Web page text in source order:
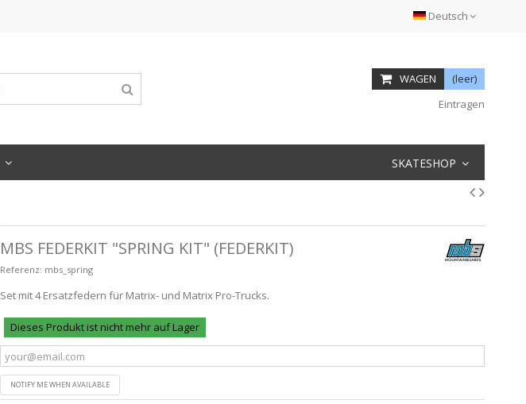
Deutsch
WAGEN
(leer)
Eintragen
SKATESHOP
MBS FEDERKIT "SPRING KIT" (FEDERKIT)
Referenz: mbs_spring
Set mit 4 Ersatzfedern für Matrix- und Matrix Pro-Trucks.
Dieses Produkt ist nicht mehr auf Lager
NOTIFY ME WHEN AVAILABLE